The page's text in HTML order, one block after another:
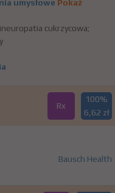
umysłowe Pokaż
cukrzycowa;
Rx
100%
6,62 zł
Bausch Health